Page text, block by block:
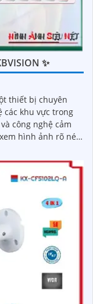
✨
thiết bị chuyên
các khu vực trong
hình ảnh rõ nét